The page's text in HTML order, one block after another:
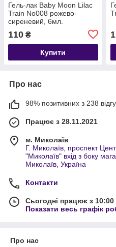
Гель-лак Baby Moon Lilac
Train No008 рожево-
сиреневий, 6мл.
110 ₴
Купити
Про нас
98% позитивних з 238
Працює з 28.11.2021
м. Миколаїв
Г. Миколаїв, проспект
"Миколаїв" вхід з боку
Миколаїв, Україна
Контакти
Сьогодні працює з
Показати весь графік
Про нас